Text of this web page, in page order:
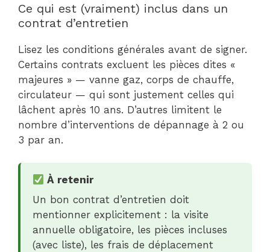
Ce qui est (vraiment) inclus dans un
contrat d’entretien
Lisez les conditions générales avant de signer.
Certains contrats excluent les pièces dites «
majeures » — vanne gaz, corps de chauffe,
circulateur — qui sont justement celles qui
lâchent après 10 ans. D’autres limitent le
nombre d’interventions de dépannage à 2 ou
3 par an.
À retenir
Un bon contrat d’entretien doit
mentionner explicitement : la visite
annuelle obligatoire, les pièces incluses
(avec liste), les frais de déplacement